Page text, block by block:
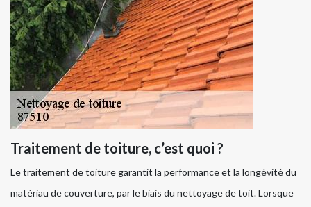
Traitement de toiture, c’est quoi ?
Le traitement de toiture garantit la performance et la longévité du
matériau de couverture, par le biais du nettoyage de toit. Lorsque